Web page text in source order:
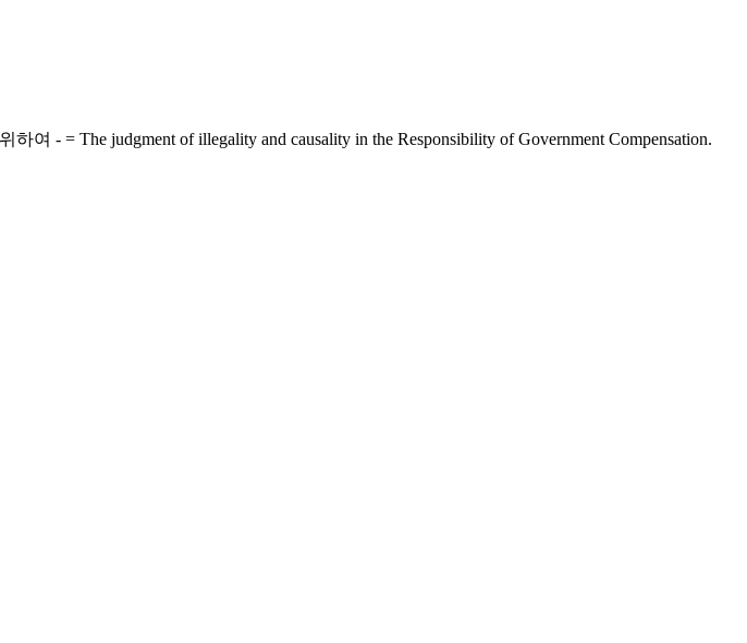
- = The judgment of illegality and causality in the Responsibility of Government Compensation.